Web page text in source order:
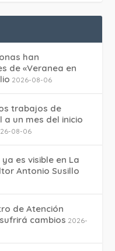
han
de «Veranea en
2026-08-06
trabajos de
un mes del inicio
08-06
es visible en La
Antonio Susillo
de Atención
cambios 2026-